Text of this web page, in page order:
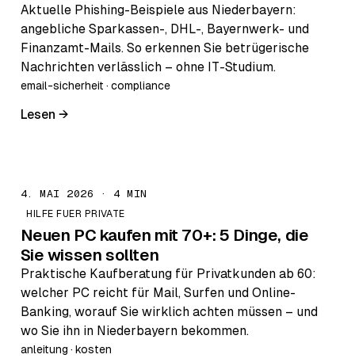
Aktuelle Phishing-Beispiele aus Niederbayern:
angebliche Sparkassen-, DHL-, Bayernwerk- und
Finanzamt-Mails. So erkennen Sie betrügerische
Nachrichten verlässlich – ohne IT-Studium.
email-sicherheit · compliance
Lesen →
4. MAI 2026 · 4 MIN
HILFE FUER PRIVATE
Neuen PC kaufen mit 70+: 5 Dinge, die
Sie wissen sollten
Praktische Kaufberatung für Privatkunden ab 60:
welcher PC reicht für Mail, Surfen und Online-
Banking, worauf Sie wirklich achten müssen – und
wo Sie ihn in Niederbayern bekommen.
anleitung · kosten